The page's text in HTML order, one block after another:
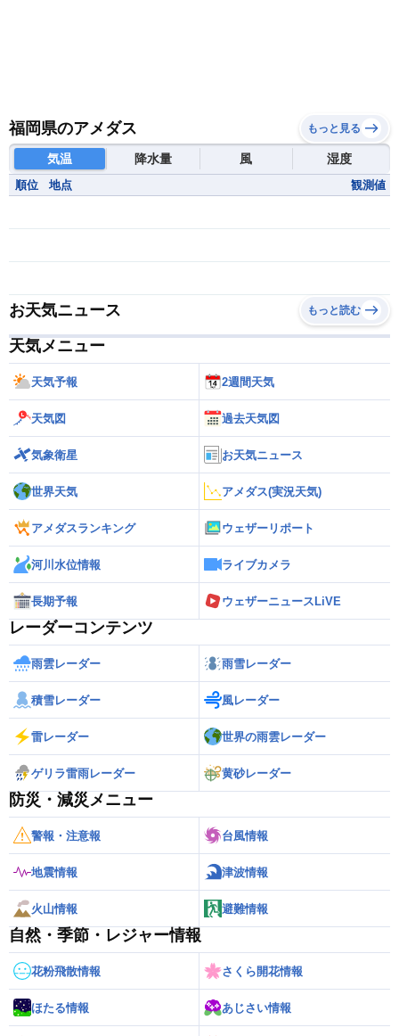
福岡県のアメダス もっと見る
気温 降水量 風 湿度
順位 地点 観測値
お天気ニュース もっと読む
天気メニュー
天気予報 2週間天気
天気図 過去天気図
気象衛星 お天気ニュース
世界天気 アメダス(実況天気)
アメダスランキング ウェザーリポート
河川水位情報 ライブカメラ
長期予報 ウェザーニュースLiVE
レーダーコンテンツ
雨雲レーダー 雨雪レーダー
積雪レーダー 風レーダー
雷レーダー 世界の雨雲レーダー
ゲリラ雷雨レーダー 黄砂レーダー
防災・減災メニュー
警報・注意報 台風情報
地震情報 津波情報
火山情報 避難情報
自然・季節・レジャー情報
花粉飛散情報 さくら開花情報
ほたる情報 あじさい情報